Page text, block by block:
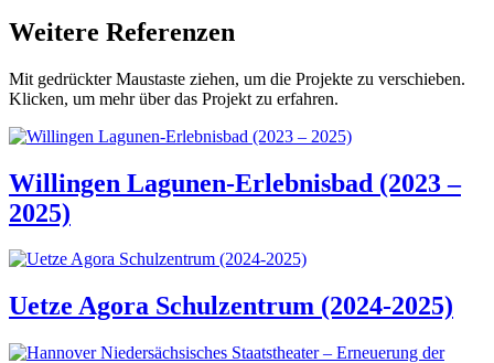
Weitere Referenzen
Mit gedrückter Maustaste ziehen, um die Projekte zu verschieben.
Klicken, um mehr über das Projekt zu erfahren.
Willingen Lagunen-Erlebnisbad (2023 –
2025)
Uetze Agora Schulzentrum (2024-2025)